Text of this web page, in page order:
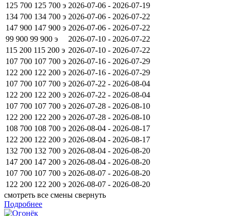
125 700 125 700 э 2026-07-06 - 2026-07-19
134 700 134 700 э 2026-07-06 - 2026-07-22
147 900 147 900 э 2026-07-06 - 2026-07-22
99 900 99 900 э
2026-07-10 - 2026-07-22
115 200 115 200 э 2026-07-10 - 2026-07-22
107 700 107 700 э 2026-07-16 - 2026-07-29
122 200 122 200 э 2026-07-16 - 2026-07-29
107 700 107 700 э 2026-07-22 - 2026-08-04
122 200 122 200 э 2026-07-22 - 2026-08-04
107 700 107 700 э 2026-07-28 - 2026-08-10
122 200 122 200 э 2026-07-28 - 2026-08-10
108 700 108 700 э 2026-08-04 - 2026-08-17
122 200 122 200 э 2026-08-04 - 2026-08-17
132 700 132 700 э 2026-08-04 - 2026-08-20
147 200 147 200 э 2026-08-04 - 2026-08-20
107 700 107 700 э 2026-08-07 - 2026-08-20
122 200 122 200 э 2026-08-07 - 2026-08-20
смотреть все смены свернуть
Подробнее